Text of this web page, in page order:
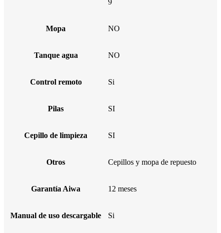
Mopa NO
Tanque agua NO
Control remoto Si
Pilas SI
Cepillo de limpieza SI
Otros Cepillos y mopa de repuesto
Garantía Aiwa 12 meses
Manual de uso descargable Si